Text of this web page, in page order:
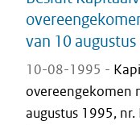
van 10
10-08-1995 -
overeengekomen
augustus 1995,